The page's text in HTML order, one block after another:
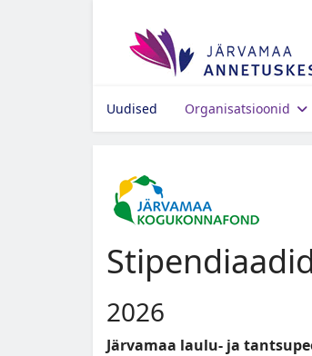
Uudised Organisatsioonid
Stipendiaadid
2026
Järvamaa laulu- ja